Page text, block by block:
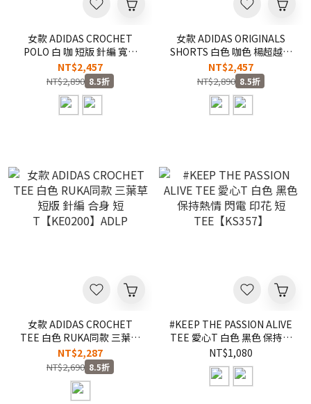
女款 ADIDAS CROCHET
POLO 白 咖 短版 針編 寬鬆
短T POLO衫
【KC6490/KE0198】ADLP
NT$2,457
NT$2,890 8.5折
女款 ADIDAS ORIGINALS
SHORTS 白色 咖色 楊超越同
款 三葉草 簍空 針編 短褲
【KC6477/KE0197】ADLP
NT$2,457
NT$2,890 8.5折
女款 ADIDAS CROCHET
TEE 白色 RUKA同款 三葉草
短版 針編 合身 短
T【KE0200】ADLP
NT$2,287
NT$2,690 8.5折
#KEEP THE PASSION ALIVE
TEE 愛心T 白色 黑色 保持熱
情 閃電 印花 短
TEE【KS357】
NT$1,080